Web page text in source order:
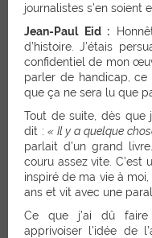
journalistes s’en soient
Jean-Paul Eid :
d’histoire. J’étais
confidentiel de mon
parler de handicap, ce
que ça ne sera lu que
Tout de suite, dès que
dit : « Il y a quelque
parlait d’un grand
couru assez vite. C’est
inspiré de ma vie à
ans et vit avec une
Ce que j’ai dû
apprivoiser l’idée de